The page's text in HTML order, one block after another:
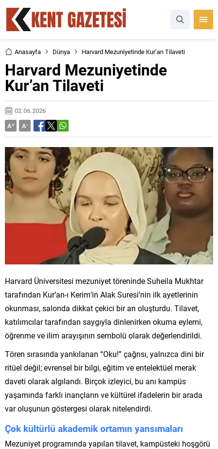
Anasayfa Dünya Harvard Mezuniyetinde Kur’an Tilaveti
Harvard Mezuniyetinde
Kur’an Tilaveti
02.06.2026
A+ A-
Harvard Üniversitesi mezuniyet töreninde Suheila Mukhtar
tarafından Kur’an-ı Kerim’in Alak Suresi’nin ilk ayetlerinin
okunması, salonda dikkat çekici bir an oluşturdu. Tilavet,
katılımcılar tarafından saygıyla dinlenirken okuma eylemi,
öğrenme ve ilim arayışının sembolü olarak değerlendirildi.
Tören sırasında yankılanan “Oku!” çağrısı, yalnızca dini bir
ritüel değil; evrensel bir bilgi, eğitim ve entelektüel merak
daveti olarak algılandı. Birçok izleyici, bu anı kampüs
yaşamında farklı inançların ve kültürel ifadelerin bir arada
var oluşunun göstergesi olarak nitelendirdi.
Çok kültürlü akademik ortamın yansımaları
Mezuniyet programında yapılan tilavet, kampüsteki hoşgörü